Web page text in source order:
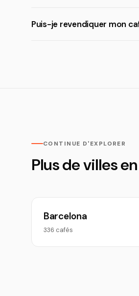
Puis-je revendiquer mon
CONTINUE D'EXPLORER
Plus de villes
Barcelona
336 cafés